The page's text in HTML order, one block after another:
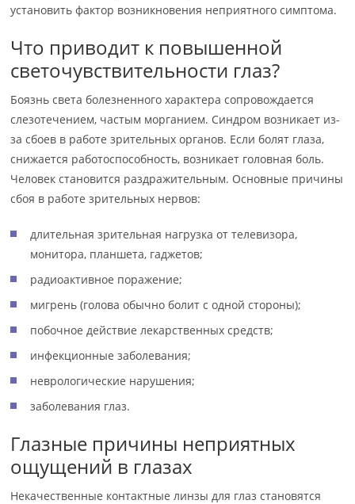
установить фактор возникновения неприятного симптома.
Что приводит к повышенной
светочувствительности глаз?
Боязнь света болезненного характера сопровождается
слезотечением, частым морганием. Синдром возникает из-
за сбоев в работе зрительных органов. Если болят глаза,
снижается работоспособность, возникает головная боль.
Человек становится раздражительным. Основные причины
сбоя в работе зрительных нервов:
длительная зрительная нагрузка от телевизора,
монитора, планшета, гаджетов;
радиоактивное поражение;
мигрень (голова обычно болит с одной стороны);
побочное действие лекарственных средств;
инфекционные заболевания;
неврологические нарушения;
заболевания глаз.
Глазные причины неприятных
ощущений в глазах
Некачественные контактные линзы для глаз становятся